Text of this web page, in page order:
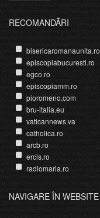
RECOMANDĂRI
bisericaromanaunita.ro
episcopiabucuresti.ro
egco.ro
episcopiamm.ro
pioromeno.com
bru-italia.eu
vaticannews.va
catholica.ro
arcb.ro
ercis.ro
radiomaria.ro
NAVIGARE ÎN WEBSITE